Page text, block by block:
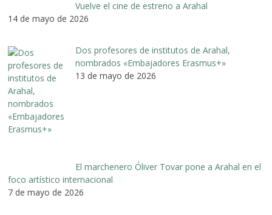
Vuelve el cine de estreno a Arahal
14 de mayo de 2026
Dos profesores de institutos de Arahal,
nombrados «Embajadores Erasmus+»
13 de mayo de 2026
El marchenero Óliver Tovar pone a Arahal en el
foco artístico internacional
7 de mayo de 2026